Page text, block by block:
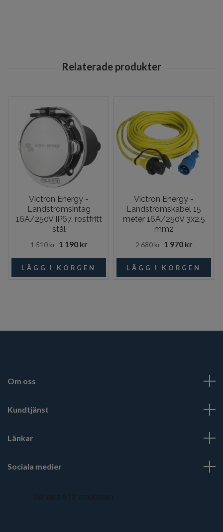
Victron Energy -
Landströmsintag
16A/250V IP67, rostfritt
stål
1 510 kr 1 190 kr
Victron Energy -
Landströmskabel 15
meter 16A/250V 3x2,5
mm2
2 680 kr 1 970 kr
Om oss
Kundtjänst
Länkar
Sociala medier